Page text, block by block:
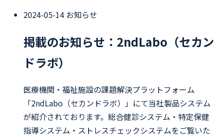
2024-05-14 お知らせ
掲載のお知らせ：2ndLabo（セカン
ドラボ）
医療機関・福祉施設の課題解決プラットフォーム
「2ndLabo（セカンドラボ）」にて当社製品システム
が紹介されております。総合健診システム・特定保健
指導システム・ストレスチェックシステムをご覧いた